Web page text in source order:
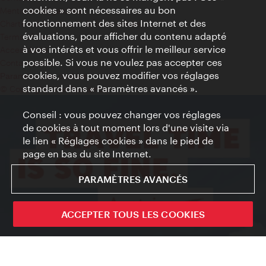
Mentions obligatoires
Charte sur le respect de la vie privée
Terms of Use
Accessibilité
Contact presse
Paramètres de cookies
© Copyright WienTourismus
cookies » sont nécessaires au bon
fonctionnement des sites Internet et des
évaluations, pour afficher du contenu adapté
à vos intérêts et vous offrir le meilleur service
possible. Si vous ne voulez pas accepter ces
cookies, vous pouvez modifier vos réglages
standard dans « Paramètres avancés ».
Conseil : vous pouvez changer vos réglages
de cookies à tout moment lors d'une visite via
le lien « Réglages cookies » dans le pied de
page en bas du site Internet.
PARAMÈTRES AVANCÉS
ACCEPTER TOUS LES COOKIES